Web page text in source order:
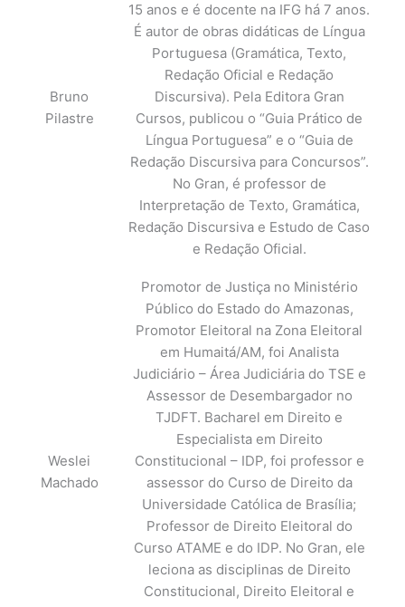
Bruno
Pilastre
15 anos e é docente na IFG há 7 anos.
É autor de obras didáticas de Língua
Portuguesa (Gramática, Texto,
Redação Oficial e Redação
Discursiva). Pela Editora Gran
Cursos, publicou o “Guia Prático de
Língua Portuguesa” e o “Guia de
Redação Discursiva para Concursos”.
No Gran, é professor de
Interpretação de Texto, Gramática,
Redação Discursiva e Estudo de Caso
e Redação Oficial.
Weslei
Machado
Promotor de Justiça no Ministério
Público do Estado do Amazonas,
Promotor Eleitoral na Zona Eleitoral
em Humaitá/AM, foi Analista
Judiciário – Área Judiciária do TSE e
Assessor de Desembargador no
TJDFT. Bacharel em Direito e
Especialista em Direito
Constitucional – IDP, foi professor e
assessor do Curso de Direito da
Universidade Católica de Brasília;
Professor de Direito Eleitoral do
Curso ATAME e do IDP. No Gran, ele
leciona as disciplinas de Direito
Constitucional, Direito Eleitoral e